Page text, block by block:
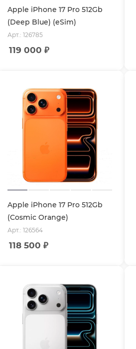
Apple iPhone 17 Pro 512Gb
(Deep Blue) (eSim)
Арт.: 126785
119 000 ₽
Apple iPhone 17 Pro 512Gb
(Cosmic Orange)
Арт.: 126564
118 500 ₽